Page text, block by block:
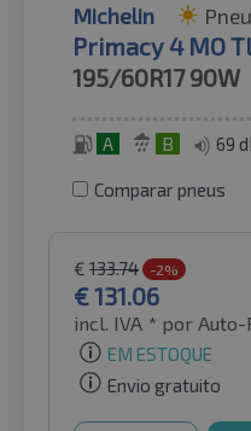
Michelin
Primacy 4 MO
195/60R17 90W
A B 69
Comparar pneus
€ 133.74 -2%
€131.06
incl. IVA * por Auto-
EM ESTOQUE
Envio gratuito